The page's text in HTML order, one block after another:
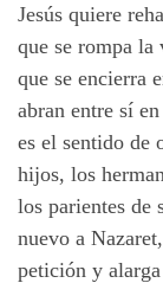
Jesús quiere
que se rompa la
que se encierra
abran entre sí
es el sentido de
hijos, los
los parientes de
nuevo a
petición y